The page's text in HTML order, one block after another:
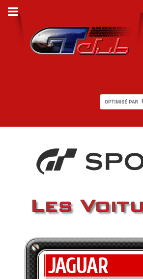
JAGUAR